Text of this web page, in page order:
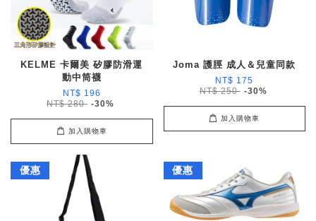
KELME 卡爾美 矽膠防滑運
動中筒襪
NT$ 196
NT$ 280 -30%
加入購物車
Joma 護脛 成人＆兒童同款
NT$ 175
NT$ 250 -30%
加入購物車
優惠 優惠